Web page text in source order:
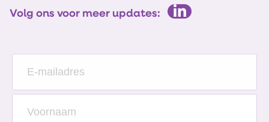
Volg ons voor meer updates: